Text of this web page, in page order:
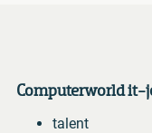
Computerworld it-
talent